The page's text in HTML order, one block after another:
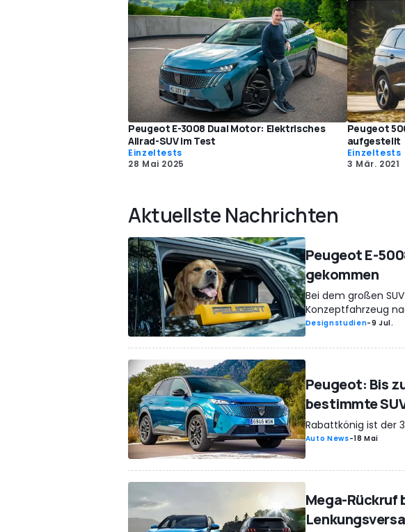
Peugeot E-3008 Dual Motor: Elektrisches
Allrad-SUV im Test
Einzeltests
28 Mai 2025
Peugeot
aufgestellt
Einzeltests
3 Mär. 2021
Aktuellste Nachrichten
Peugeot E-
gekommen
Bei dem großen
Konzeptfahrzeug
Designstudien-9 Jul.
Peugeot: Bis
bestimmte
Rabattkönig ist der
Auto News-18 Mai
Mega-Rückruf